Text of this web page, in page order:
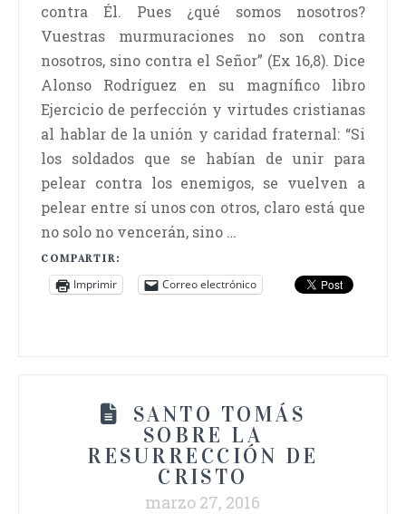
contra Él. Pues ¿qué somos nosotros?
Vuestras murmuraciones no son contra
nosotros, sino contra el Señor” (Ex 16,8). Dice
Alonso Rodríguez en su magnífico libro
Ejercicio de perfección y virtudes cristianas
al hablar de la unión y caridad fraternal: “Si
los soldados que se habían de unir para
pelear contra los enemigos, se vuelven a
pelear entre sí unos con otros, claro está que
no solo no vencerán, sino …
COMPARTIR:
Imprimir Correo electrónico
SANTO TOMÁS
SOBRE LA
RESURRECCIÓN DE
CRISTO
marzo 27, 2016